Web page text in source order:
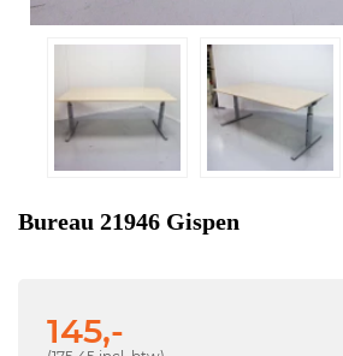
Bureau 21946 Gispen
145,-